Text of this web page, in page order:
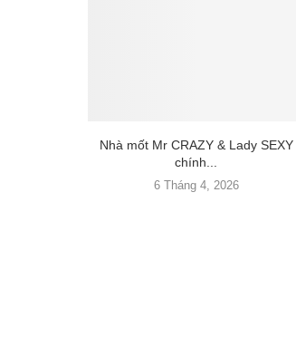
Nhà mốt Mr CRAZY & Lady SEXY
chính...
6 Tháng 4, 2026